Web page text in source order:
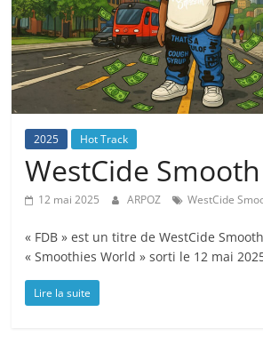
2025 Hot Track
WestCide Smooth
12 mai 2025 ARPOZ WestCide
« FDB » est un titre de WestCide
« Smoothies World » sorti le 12 mai
Lire la suite